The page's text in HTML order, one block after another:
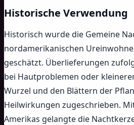
Historische Verwendung
Historisch wurde die Gemeine
nordamerikanischen
geschätzt. Überlieferungen
bei Hautproblemen oder
Wurzel und den Blättern der
Heilwirkungen zugeschrieben.
Amerikas gelangte die